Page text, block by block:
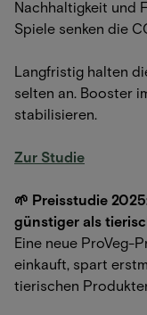
Nachhaltigkeit und
Spiele senken die
Langfristig halten
selten an. Booster
stabilisieren.
Zur Studie
🌱 Preisstudie
günstiger als
Eine neue ProVeg-
einkauft, spart
tierischen